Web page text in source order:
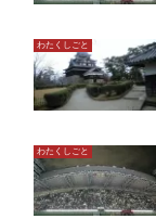
わたくしごと
わたくしごと